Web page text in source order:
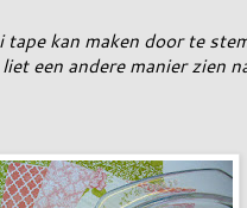
kan maken door te
liet een andere manier zien